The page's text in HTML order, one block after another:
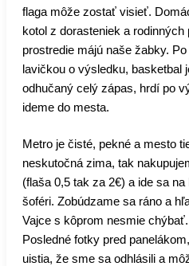
flaga môže zostať visieť.
kotol z dorasteniek a
prostredie májú naše žabky.
lavičkou o výsledku, basketbal
odhučaný celý zápas, hrdí po
ideme do mesta.
Metro je čisté, pekné a mesto
neskutočná zima, tak
(flaša 0,5 tak za 2€) a ide sa
šoféri. Zobúdzame sa ráno a
Vajce s kôprom nesmie
Posledné fotky pred
uistia, že sme sa odhlásili a